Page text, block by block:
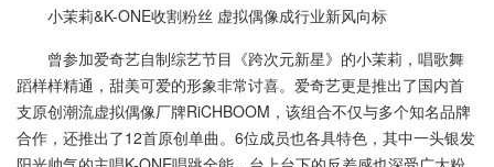
小茉莉&K-ONE收割粉丝 虚拟偶像成行业新风向标
曾参加爱奇艺自制综艺节目《跨次元新星》的小茉莉，唱歌舞
蹈样样精通，甜美可爱的形象非常讨喜。爱奇艺更是推出了国内首
支原创潮流虚拟偶像厂牌RiCHBOOM，该组合不仅与多个知名品牌
合作，还推出了12首原创单曲。6位成员也各具特色，其中一头银发